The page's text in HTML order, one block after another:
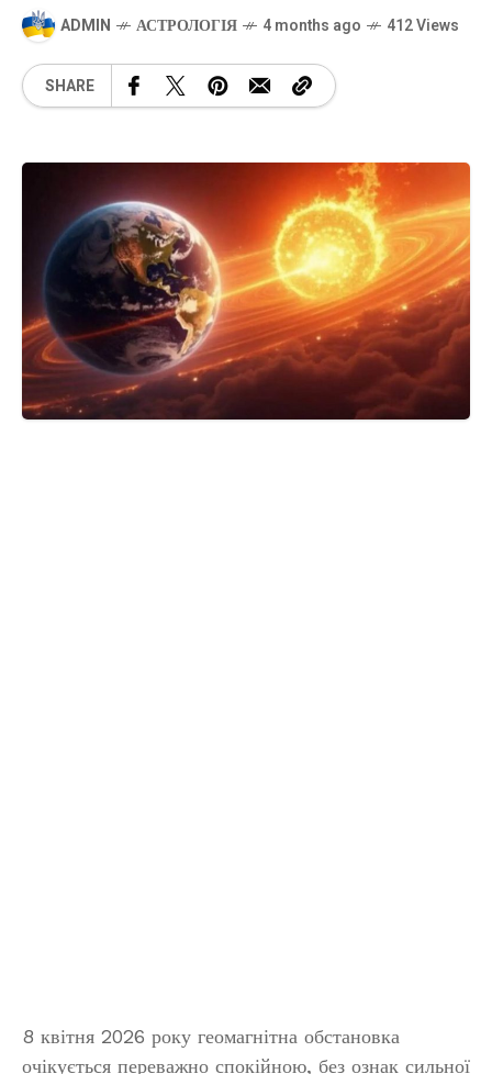
ADMIN АСТРОЛОГІЯ 4 months ago 412 Views
SHARE
8 квітня 2026 року геомагнітна обстановка
очікується переважно спокійною, без ознак сильної